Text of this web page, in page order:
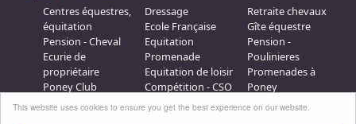
This website uses cookies to ensure you get the best experience on our website.
Centres équestres,
équitation
Pension - Cheval
Ecurie de
propriétaire
Poney Club
Pension - Poney
Dressage
Ecole Française
Equitation
Promenade
Equitation de loisir
Compétition - CSO
Promenades à
Retraite chevaux
Gîte équestre
Pension -
Poulinieres
Promenades à
Poney
Saut d obstacle